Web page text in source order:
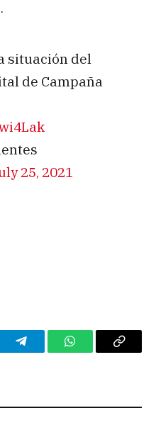
situación del
de Campaña
25, 2021
TelegramWhatsAppCopy